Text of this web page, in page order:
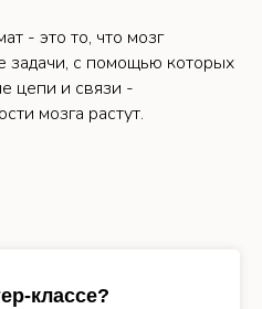
- это то, что мозг
задачи, с помощью которых
цепи и связи -
мозга растут.
классе?